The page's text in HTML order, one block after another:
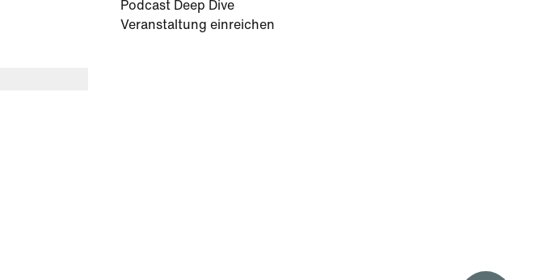
Podcast Deep Dive
Veranstaltung einreichen